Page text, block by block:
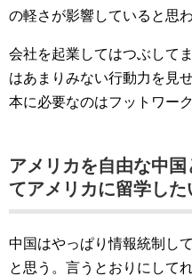
の軽さが影響していると思わ
会社を起業してはつぶして
はあまりみない行動力を見
本に必要なのはフットワー
アメリカを自由な中
てアメリカに留学し
中国はやっぱり情報統制し
と思う。言うとおりにして